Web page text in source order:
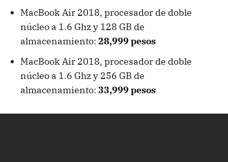
MacBook Air 2018, procesador de doble
núcleo a 1.6 Ghz y 128 GB de
almacenamiento: 28,999 pesos
MacBook Air 2018, procesador de doble
núcleo a 1.6 Ghz y 256 GB de
almacenamiento: 33,999 pesos